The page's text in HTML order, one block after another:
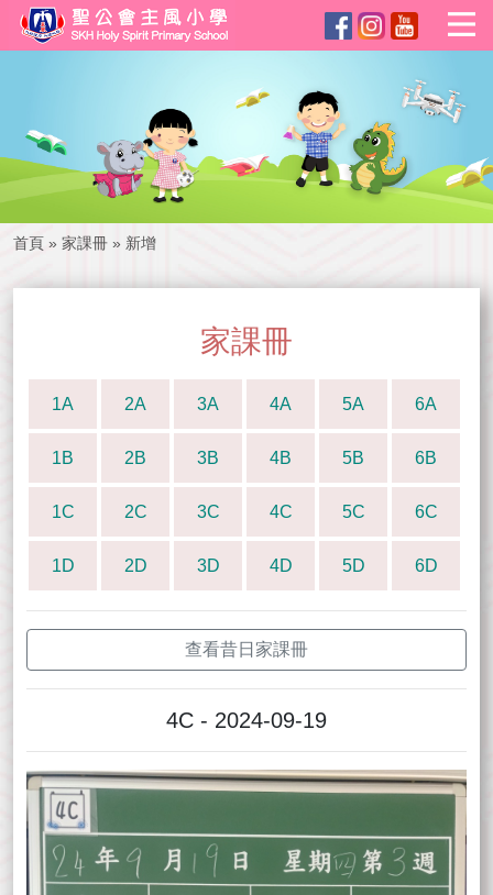
首頁 » 家課冊 » 新增
家課冊
1A 2A 3A 4A 5A 6A
1B 2B 3B 4B 5B 6B
1C 2C 3C 4C 5C 6C
1D 2D 3D 4D 5D 6D
查看昔日家課冊
4C - 2024-09-19